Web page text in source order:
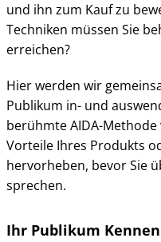
und ihn zum Kauf zu
Techniken müssen Sie
erreichen?
Hier werden wir
Publikum in- und
berühmte AIDA-
Vorteile Ihres Produkts
hervorheben, bevor Sie
sprechen.
Ihr Publikum